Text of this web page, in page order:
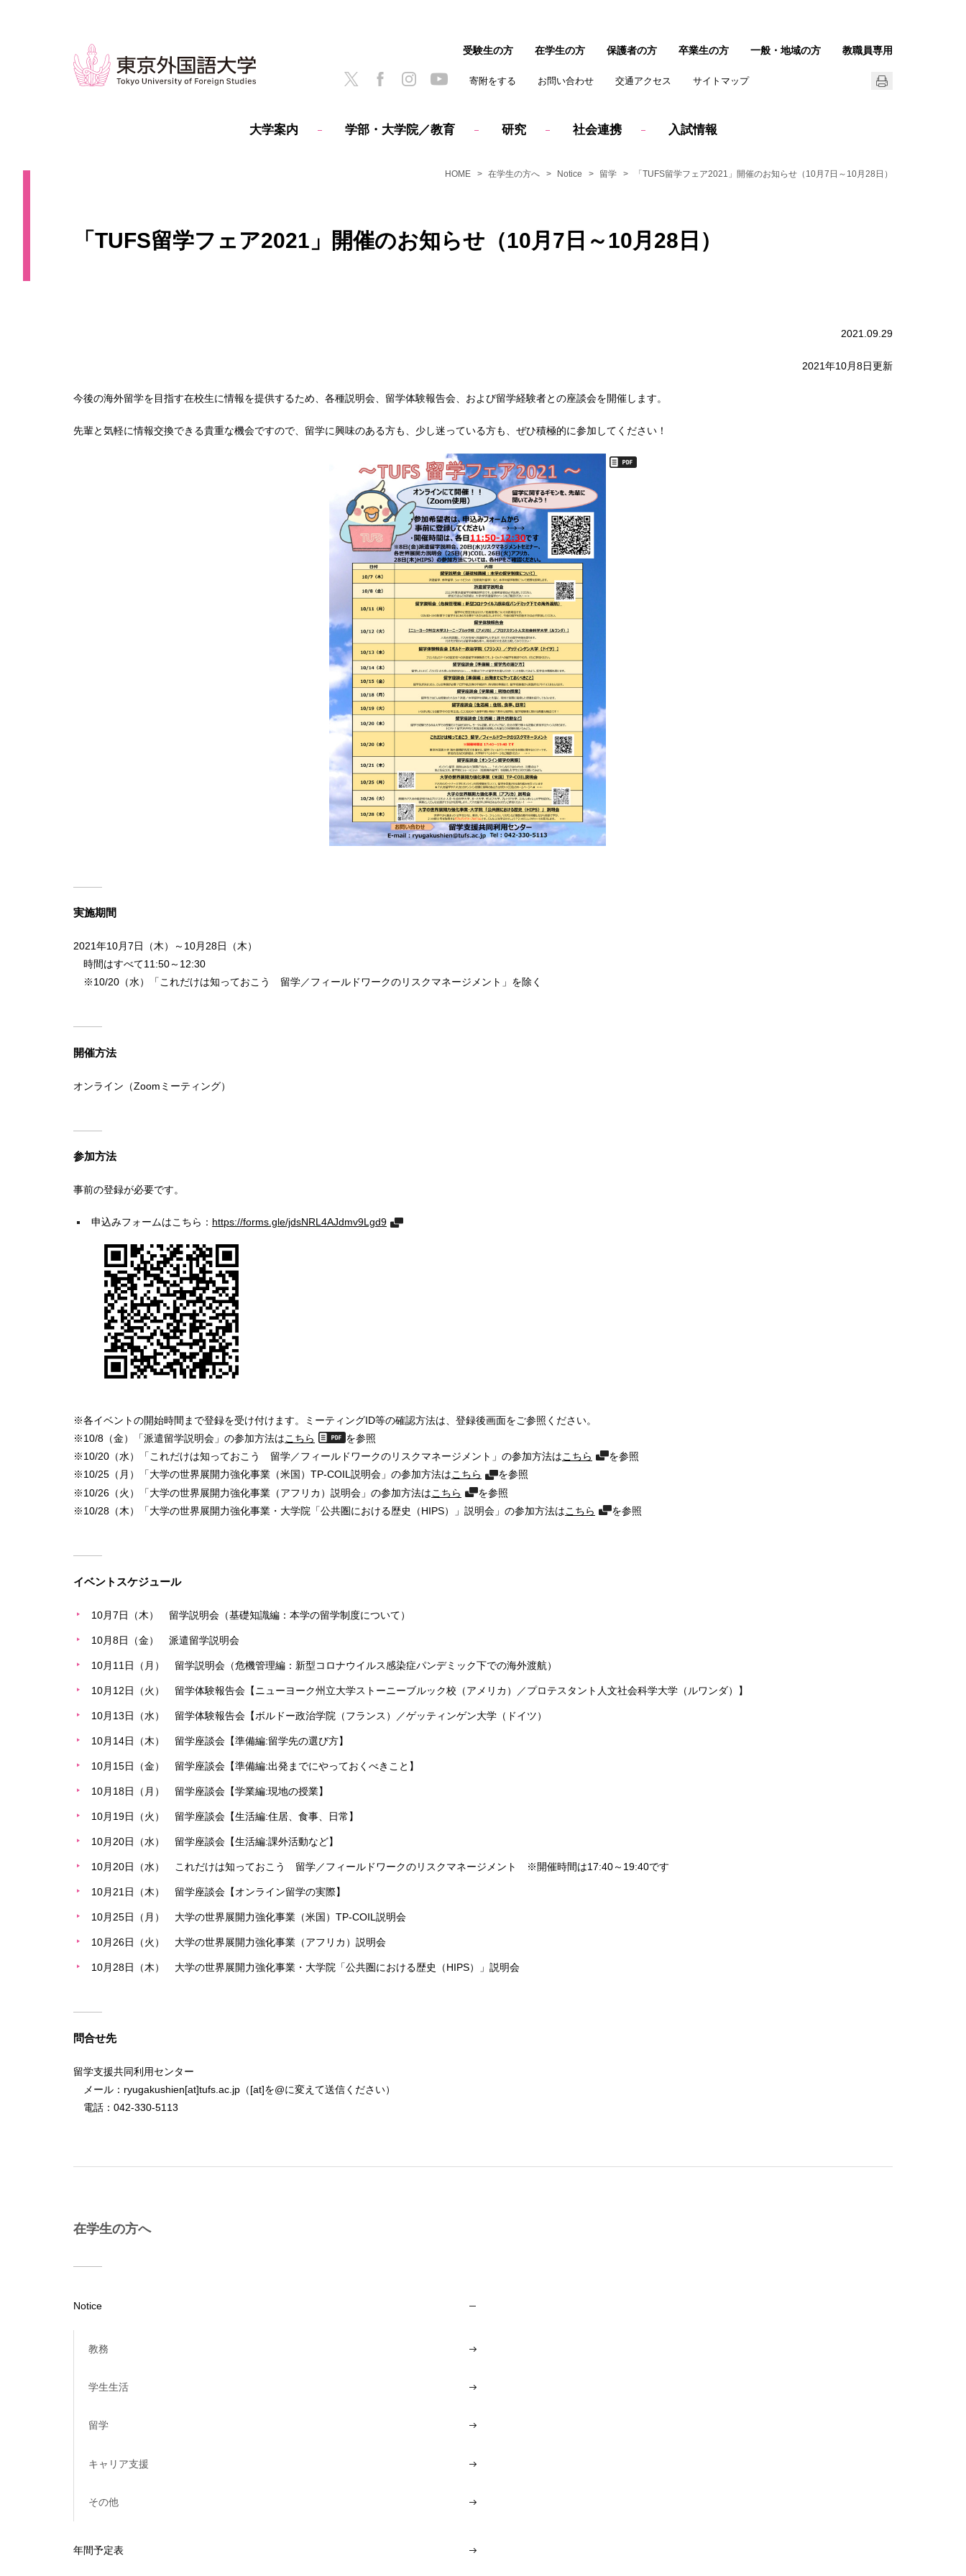
大学案内 学部・大学院／教育 研究 社会連携 入試情報
寄附をする お問い合わせ 交通アクセス サイトマップ
受験生の方 在学生の方 保護者の方 卒業生の方 一般・地域の方 教職員専用
HOME 在学生の方へ Notice 留学 「TUFS留学フェア2021」開催のお知らせ（10月7日～10月28日）
「TUFS留学フェア2021」開催のお知らせ（10月7日～10月28日）
2021.09.29
2021年10月8日更新
今後の海外留学を目指す在校生に情報を提供するため、各種説明会、留学体験報告会、および留学経験者との座談会を開催します。
先輩と気軽に情報交換できる貴重な機会ですので、留学に興味のある方も、少し迷っている方も、ぜひ積極的に参加してください！
実施期間
2021年10月7日（木）～10月28日（木）
時間はすべて11:50～12:30
※10/20（水）「これだけは知っておこう 留学／フィールドワークのリスクマネージメント」を除く
開催方法
オンライン（Zoomミーティング）
参加方法
事前の登録が必要です。
申込みフォームはこちら： https://forms.gle/jdsNRL4AJdmv9Lgd9
※各イベントの開始時間まで登録を受け付けます。ミーティングID等の確認方法は、登録後画面をご参照ください。
※10/8（金）「派遣留学説明会」の参加方法はこちら
を参照
※10/20（水）「これだけは知っておこう 留学／フィールドワークのリスクマネージメント」の参加方法はこちら
を参照
※10/25（月）「大学の世界展開力強化事業（米国）TP-COIL説明会」の参加方法はこちら
を参照
※10/26（火）「大学の世界展開力強化事業（アフリカ）説明会」の参加方法はこちら
を参照
※10/28（木）「大学の世界展開力強化事業・大学院「公共圏における歴史（HIPS）」説明会」の参加方法はこちら を参照
イベントスケジュール
10月7日（木） 留学説明会（基礎知識編：本学の留学制度について）
10月8日（金） 派遣留学説明会
10月11日（月） 留学説明会（危機管理編：新型コロナウイルス感染症パンデミック下での海外渡航）
10月12日（火） 留学体験報告会【ニューヨーク州立大学ストーニーブルック校（アメリカ）／プロテスタント人文社会科学大学（ルワンダ）】
10月13日（水） 留学体験報告会【ボルドー政治学院（フランス）／ゲッティンゲン大学（ドイツ）
10月14日（木） 留学座談会【準備編:留学先の選び方】
10月15日（金） 留学座談会【準備編:出発までにやっておくべきこと】
10月18日（月） 留学座談会【学業編:現地の授業】
10月19日（火） 留学座談会【生活編:住居、食事、日常】
10月20日（水） 留学座談会【生活編:課外活動など】
10月20日（水） これだけは知っておこう 留学／フィールドワークのリスクマネージメント ※開催時間は17:40～19:40です
10月21日（木） 留学座談会【オンライン留学の実際】
10月25日（月） 大学の世界展開力強化事業（米国）TP-COIL説明会
10月26日（火） 大学の世界展開力強化事業（アフリカ）説明会
10月28日（木） 大学の世界展開力強化事業・大学院「公共圏における歴史（HIPS）」説明会
問合せ先
留学支援共同利用センター
メール：ryugakushien[at]tufs.ac.jp（[at]を@に変えて送信ください）
電話：042-330-5113
在学生の方へ
Notice
教務
学生生活
留学
キャリア支援
その他
年間予定表